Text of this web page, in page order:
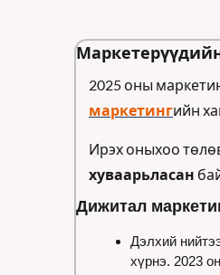
2025 оны
маркетингийн
Ирэх оныхоо
хуваарьласан
Дижитал
Дэлхий
хүрнэ. 2023